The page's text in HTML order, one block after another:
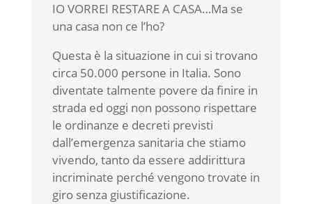
IO VORREI RESTARE A CASA…Ma se
una casa non ce l’ho?
Questa è la situazione in cui si trovano
circa 50.000 persone in Italia. Sono
diventate talmente povere da finire in
strada ed oggi non possono rispettare
le ordinanze e decreti previsti
dall’emergenza sanitaria che stiamo
vivendo, tanto da essere addirittura
incriminate perché vengono trovate in
giro senza giustificazione.